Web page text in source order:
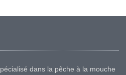
dans la pêche à la mouche